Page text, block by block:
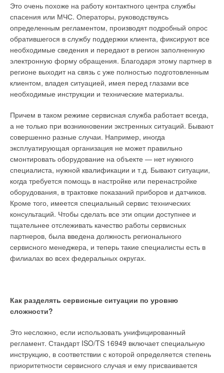
Это очень похоже на работу контактного центра службы
спасения или МЧС. Операторы, руководствуясь
определенным регламентом, производят подробный опрос
обратившегося в службу поддержки клиента, фиксируют все
необходимые сведения и передают в регион заполненную
электронную форму обращения. Благодаря этому партнер в
регионе выходит на связь с уже полностью подготовленным
клиентом, владея ситуацией, имея перед глазами все
необходимые инструкции и технические материалы.
Причем в таком режиме сервисная служба работает всегда,
а не только при возникновении экстренных ситуаций. Бывают
совершенно разные случаи. Например, иногда
эксплуатирующая организация не может правильно
смонтировать оборудование на объекте — нет нужного
специалиста, нужной квалификации и т.д. Бывают ситуации,
когда требуется помощь в настройке или перенастройке
оборудования, в трактовке показаний приборов и датчиков.
Кроме того, имеется специальный сервис технических
консультаций. Чтобы сделать все эти опции доступнее и
тщательнее отслеживать качество работы сервисных
партнеров, была введена должность регионального
сервисного менеджера, и теперь такие специалисты есть в
филиалах во всех федеральных округах.
Как разделять сервисные ситуации по уровню
сложности?
Это несложно, если использовать унифицированный
регламент. Стандарт ISO/TS 16949 включает специальную
инструкцию, в соответствии с которой определяется степень
приоритетности сервисного случая и ему присваивается
Принципы климатизации бассейна
Наружный воздух имеет влагосодержание меньше, чем
воздух внутри бассейна. Соответственно, имеется потенциал
поглощения избыточной влаги. Подача сухого воздуха и
баланс помещения. Требуются дополнительные
отопительные приборы, чтобы поддерживать стабильную
принципа климатизации бассейнов.
1. Раздельные системы вентиляции и отопления.
Вентиляция подаёт наружный воздух с температурой,
Тепловой насос представляет собой тепло- и
холодогенерирующее устройство, которое
получает энергию из низкопотенциального
тепла различных источников, например:
воды технологических и производственных
процессов, вытяжного воздуха, рассеянного
тепла грунта, скальных пород, воздуха,
водоёмов (как с пресной, так и морской водой),
контура кольцевой или гибридной системы и
других источников
Вот лишь некоторые преимущества систем,
спроектированных на базе тепловых насосов, которые
можно применять в городском, частном, и производственном
секторах. С помощью такой системы можно обеспечить
тепловой энергией потребителей любых масштабов, будь то
индивидуальная постройка (коттедж или дачный дом),
детский сад, школа, гостиница, бизнес-центр или городской
подземных коммуникаций, то применяется так называемая
комбинированная система. При этом используется несколько
сточные воды, грунтовая вода и др.
Существует возможность комбинирования ТНУ как с
традиционными системами, так и оборудованием,